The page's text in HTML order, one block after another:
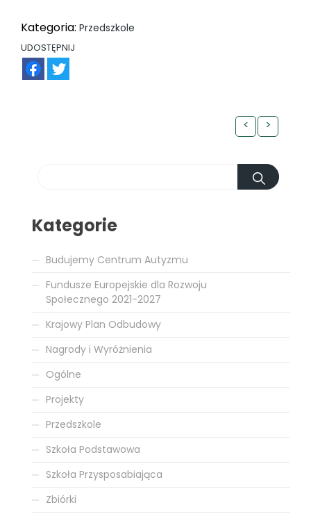
Kategoria: Przedszkole
UDOSTĘPNIJ
< >
Kategorie
Budujemy Centrum Autyzmu
Fundusze Europejskie dla Rozwoju
Społecznego 2021-2027
Krajowy Plan Odbudowy
Nagrody i Wyróżnienia
Ogólne
Projekty
Przedszkole
Szkoła Podstawowa
Szkoła Przysposabiająca
Zbiórki